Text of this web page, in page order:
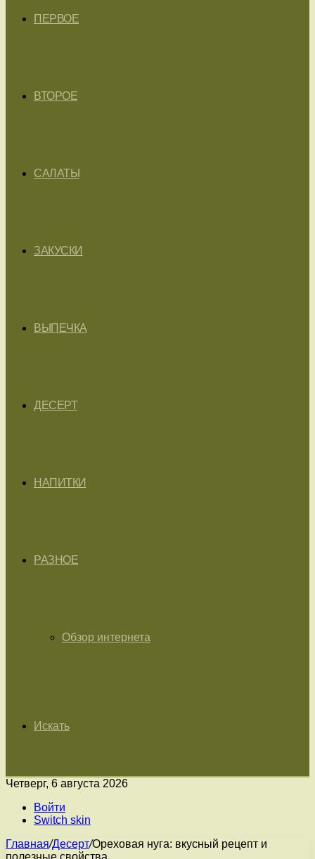
ПЕРВОЕ
ВТОРОЕ
САЛАТЫ
ЗАКУСКИ
ВЫПЕЧКА
ДЕСЕРТ
НАПИТКИ
РАЗНОЕ
Обзор интернета
Искать
Четверг, 6 августа 2026
Войти
Switch skin
Главная/Десерт/Ореховая нуга: вкусный рецепт и
полезные свойства